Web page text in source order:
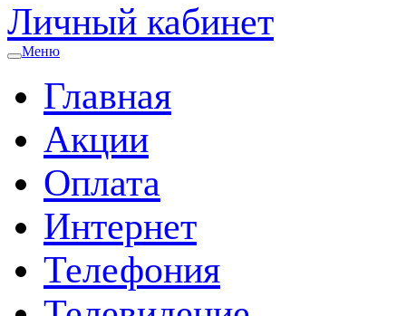
Личный кабинет
Меню
Главная
Акции
Оплата
Интернет
Телефония